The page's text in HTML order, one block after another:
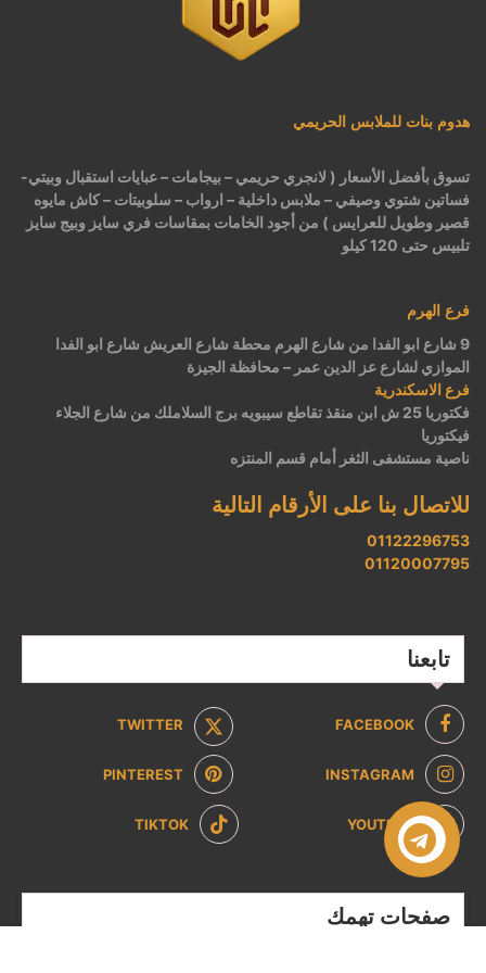
هدوم بنات للملابس الحريمي
تسوق بأفضل الأسعار ( لانجري حريمي – بيجامات – عبايات استقبال وبيتي-
فساتين شتوي وصيفي – ملابس داخلية – ارواب – سلوبيتات – كاش مايوه
قصير وطويل للعرايس ) من أجود الخامات بمقاسات فري سايز وبيج سايز
تلبيس حتى 120 كيلو
فرع الهرم
9 شارع ابو الفدا من شارع الهرم محطة شارع العريش شارع ابو الفدا
الموازي لشارع عز الدين عمر – محافظة الجيزة
فرع الاسكندرية
فكتوريا 25 ش ابن منقذ تقاطع سيبويه برج السلاملك من شارع الجلاء
فيكتوريا
ناصية مستشفى الثغر أمام قسم المنتزه
للاتصال بنا على الأرقام التالية
01122296753
01120007795
تابعنا
FACEBOOK
TWITTER
INSTAGRAM
PINTEREST
YOUTUBE
TIKTOK
صفحات تهمك